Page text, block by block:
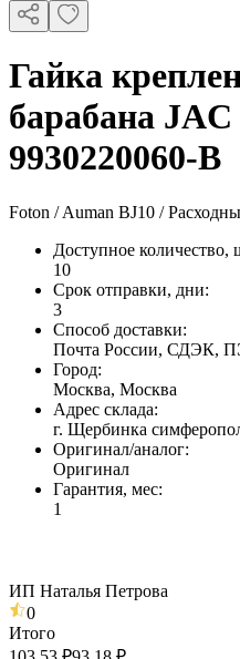
Гайка
барабана JAC
9930220060-B
Foton / Auman BJ10 /
Доступное количество,
10
Срок отправки, дни:
3
Способ доставки:
Почта России, СДЭК,
Город:
Москва, Москва
Адрес склада:
г. Щербинка
Оригинал/аналог:
Оригинал
Гарантия, мес:
1
ИП Наталья Петрова
0
Итого